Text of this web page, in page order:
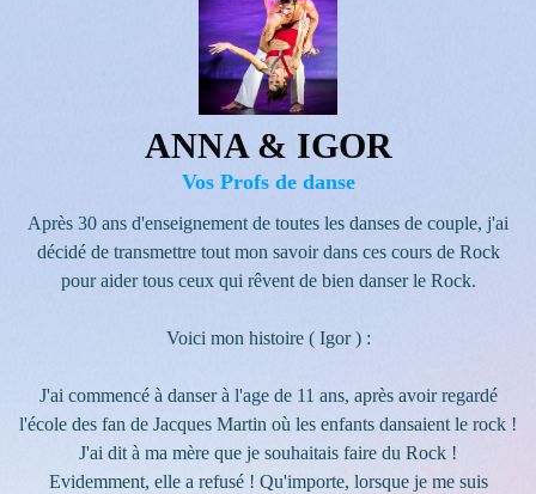
ANNA & IGOR
Vos Profs de danse
Après 30 ans d'enseignement de toutes les danses de couple, j'ai
décidé de transmettre tout mon savoir dans ces cours de Rock
pour aider tous ceux qui rêvent de bien danser le Rock.
Voici mon histoire ( Igor ) :
J'ai commencé à danser à l'age de 11 ans, après avoir regardé
l'école des fan de Jacques Martin où les enfants dansaient le rock !
J'ai dit à ma mère que je souhaitais faire du Rock !
Evidemment, elle a refusé ! Qu'importe, lorsque je me suis